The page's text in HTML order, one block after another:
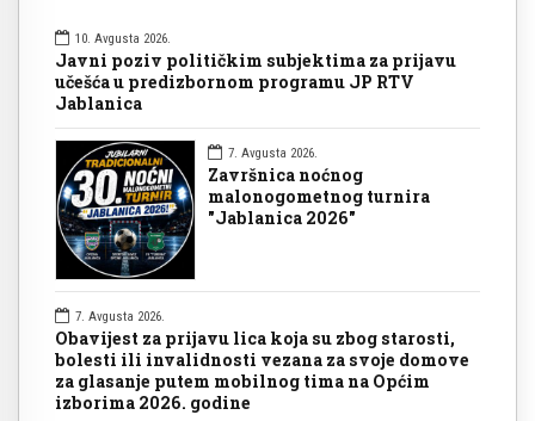
10. Avgusta 2026.
Javni poziv političkim subjektima za prijavu
učešća u predizbornom programu JP RTV
Jablanica
7. Avgusta 2026.
Završnica noćnog
malonogometnog turnira
"Jablanica 2026"
7. Avgusta 2026.
Obavijest za prijavu lica koja su zbog starosti,
bolesti ili invalidnosti vezana za svoje domove
za glasanje putem mobilnog tima na Općim
izborima 2026. godine